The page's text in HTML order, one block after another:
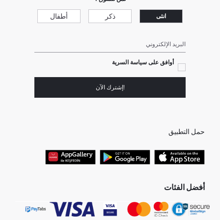
انثى ذكر أطفال
البريد الإلكتروني
أوافق على سياسة السرية
!إشترك الآن
حمل التطبيق
أفضل الفئات
جميع متاجرنا
هدايا عيد الحب
برفانات حريمى
جينز رجالي